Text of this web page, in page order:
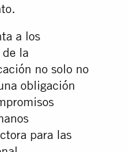
a los
la
no solo no
obligación
para las